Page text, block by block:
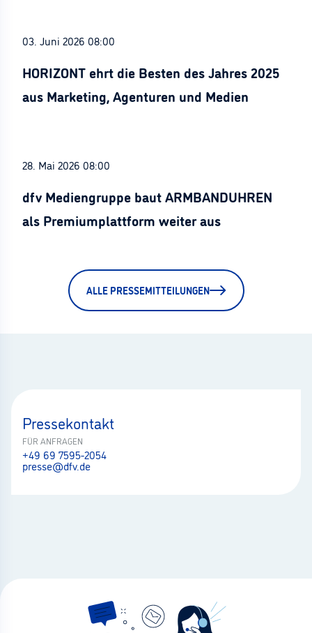
03. Juni 2026 08:00
HORIZONT ehrt die Besten des Jahres 2025
aus Marketing, Agenturen und Medien
28. Mai 2026 08:00
dfv Mediengruppe baut ARMBANDUHREN
als Premiumplattform weiter aus
ALLE PRESSEMITTEILUNGEN
Pressekontakt
FÜR ANFRAGEN
+49 69 7595-2054
presse@dfv.de